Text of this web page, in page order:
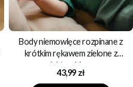
Body niemowlęce rozpinane z
krótkim rękawem zielone z
jabłuszkiem
Cena
43,99 zł